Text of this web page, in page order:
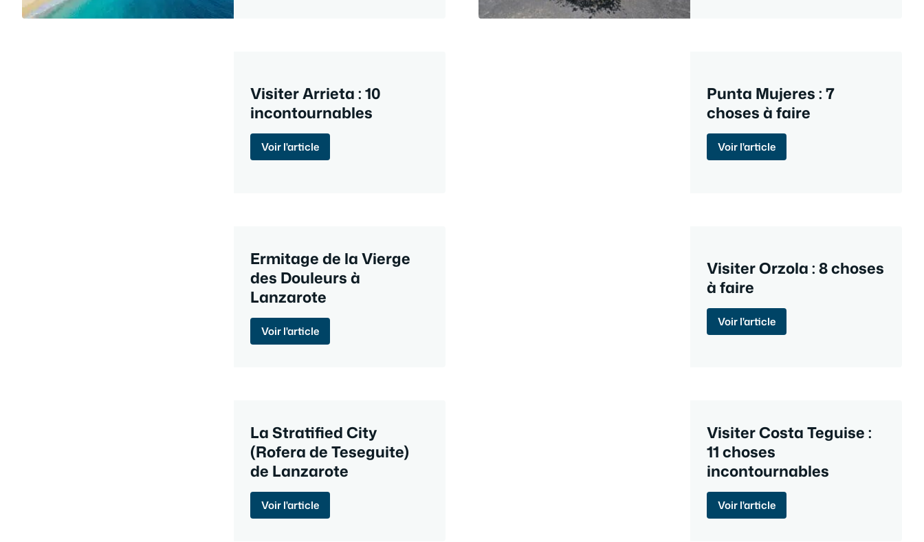
Visiter Arrieta : 10
incontournables
Voir l'article
Punta Mujeres : 7
choses à faire
Voir l'article
Ermitage de la Vierge
des Douleurs à
Lanzarote
Voir l'article
Visiter Orzola : 8 choses
à faire
Voir l'article
La Stratified City
(Rofera de Teseguite)
de Lanzarote
Voir l'article
Visiter Costa Teguise :
11 choses
incontournables
Voir l'article